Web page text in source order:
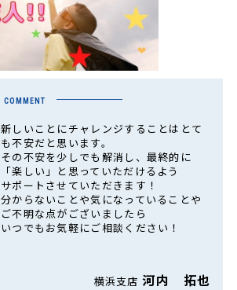
COMMENT
新しいことにチャレンジすることはとて
も不安だと思います。
その不安を少しでも解消し、最終的に
「楽しい」と思っていただけるよう
サポートさせていただきます！
分からないことや気になっていることや
ご不明な点がございましたら
いつでもお気軽にご相談ください！
横浜支店河内 拓也